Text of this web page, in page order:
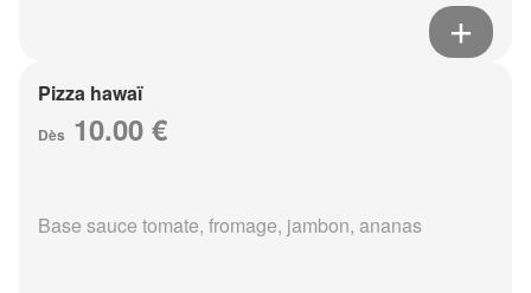
Pizza hawaï
Dès 10.00 €
Base sauce tomate, fromage, jambon, ananas